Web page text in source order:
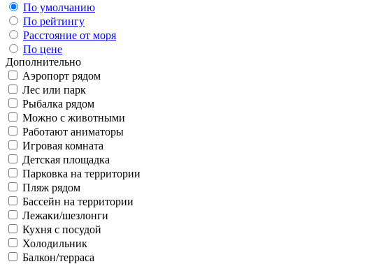
По умолчанию
По рейтингу
Расстояние от моря
По цене
Дополнительно
Аэропорт рядом
Лес или парк
Рыбалка рядом
Можно с животными
Работают аниматоры
Игровая комната
Детская площадка
Парковка на территории
Пляж рядом
Бассейн на территории
Лежаки/шезлонги
Кухня с посудой
Холодильник
Балкон/терраса